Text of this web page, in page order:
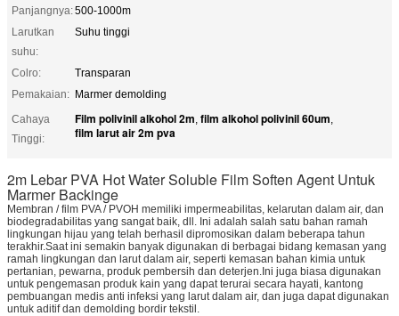
Panjangnya:500-1000m
Larutkan
suhu:
Suhu tinggi
Colro:
Transparan
Pemakaian: Marmer demolding
Cahaya
Tinggi:
Film polivinil alkohol 2m, film alkohol polivinil 60um,
film larut air 2m pva
2m Lebar PVA Hot Water Soluble Film Soften Agent Untuk
Marmer Backinge
Membran / film PVA / PVOH memiliki impermeabilitas, kelarutan dalam air, dan
biodegradabilitas yang sangat baik, dll. Ini adalah salah satu bahan ramah
lingkungan hijau yang telah berhasil dipromosikan dalam beberapa tahun
terakhir.Saat ini semakin banyak digunakan di berbagai bidang kemasan yang
ramah lingkungan dan larut dalam air, seperti kemasan bahan kimia untuk
pertanian, pewarna, produk pembersih dan deterjen.Ini juga biasa digunakan
untuk pengemasan produk kain yang dapat terurai secara hayati, kantong
pembuangan medis anti infeksi yang larut dalam air, dan juga dapat digunakan
untuk aditif dan demolding bordir tekstil.